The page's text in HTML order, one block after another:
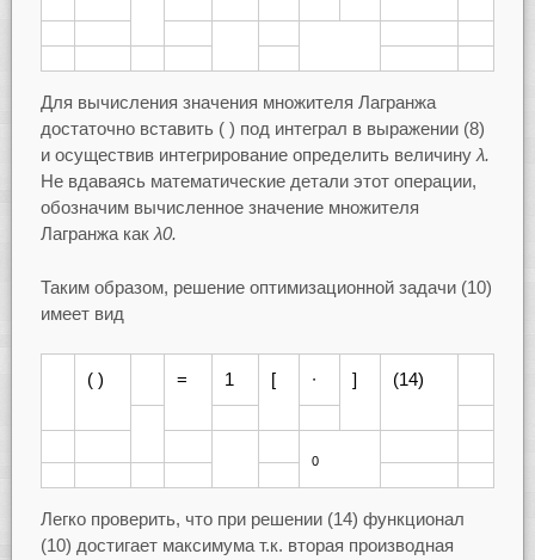
Для вычисления значения множителя Лагранжа
достаточно вставить ( ) под интеграл в выражении (8)
и осуществив интегрирование определить величину λ.
Не вдаваясь математические детали этот операции,
обозначим вычисленное значение множителя
Лагранжа как λ0.
Таким образом, решение оптимизационной задачи (10)
имеет вид
( ) = 1 [ ∙ ] (14)
0
Легко проверить, что при решении (14) функционал
(10) достигает максимума т.к. вторая производная